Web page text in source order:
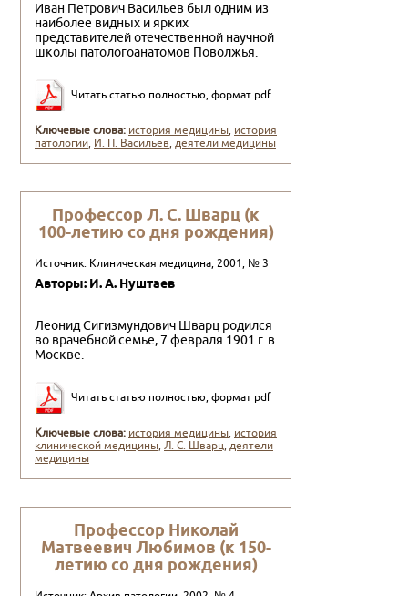
Иван Петрович Васильев был одним из
наиболее вид­ных и ярких
представителей отечественной научной
школы патологоанатомов Поволжья.
Читать статью полностью, формат pdf
Ключевые слова: история медицины, история
патологии, И. П. Васильев,деятели медицины
Профессор Л. С. Шварц (к
100-летию со дня рождения)
Источник: Клиническая медицина, 2001, № 3
Авторы: И. А. Нуштаев
Леонид Сигизмундович Шварц родился
во врачебной семье, 7 февраля 1901 г. в
Москве.
Читать статью полностью, формат pdf
Ключевые слова: история медицины, история
клинической медицины,Л. С. Шварц,деятели
медицины
Профессор Николай
Матвеевич Любимов (к 150-
летию со дня рождения)